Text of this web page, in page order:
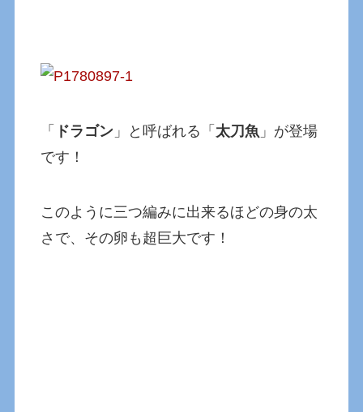
「 ドラゴン 」と呼ばれる「 太刀魚 」が登場
です！
このように三つ編みに出来るほどの身の太
さで、その卵も超巨大です！